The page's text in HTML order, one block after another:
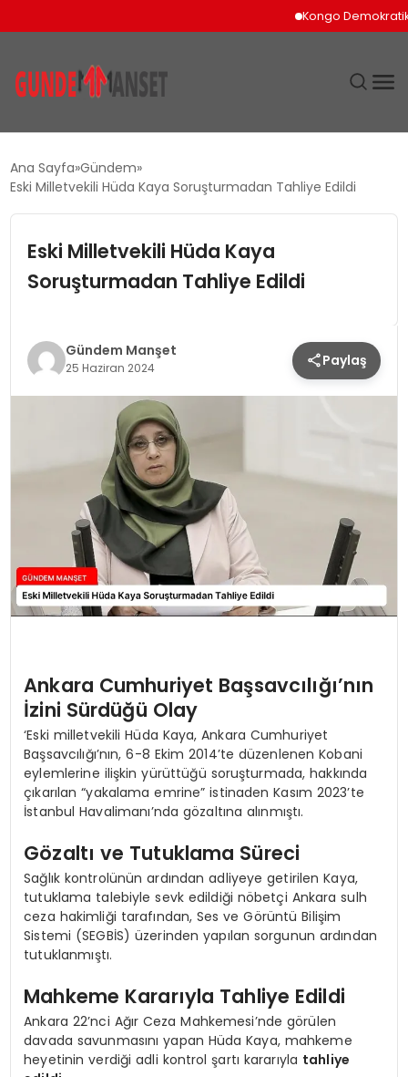
Kongo Demokratik
EKONOMI
TEKNOLOJI
YAŞAM
Ana Sayfa Gündem
Eski Milletvekili Hüda Kaya Soruşturmadan Tahliye Edildi
Eski Milletvekili Hüda Kaya
Soruşturmadan Tahliye Edildi
Gündem Manşet
25 Haziran 2024 Paylaş
Ankara Cumhuriyet Başsavcılığı’nın
İzini Sürdüğü Olay
‘Eski milletvekili Hüda Kaya, Ankara Cumhuriyet
Başsavcılığı’nın, 6-8 Ekim 2014’te düzenlenen Kobani
eylemlerine ilişkin yürüttüğü soruşturmada, hakkında
çıkarılan “yakalama emrine” istinaden Kasım 2023’te
İstanbul Havalimanı’nda gözaltına alınmıştı.
Gözaltı ve Tutuklama Süreci
Sağlık kontrolünün ardından adliyeye getirilen Kaya,
tutuklama talebiyle sevk edildiği nöbetçi Ankara sulh
ceza hakimliği tarafından, Ses ve Görüntü Bilişim
Sistemi (SEGBİS) üzerinden yapılan sorgunun ardından
tutuklanmıştı.
Mahkeme Kararıyla Tahliye Edildi
Ankara 22’nci Ağır Ceza Mahkemesi’nde görülen
davada savunmasını yapan Hüda Kaya, mahkeme
heyetinin verdiği adli kontrol şartı kararıyla tahliye